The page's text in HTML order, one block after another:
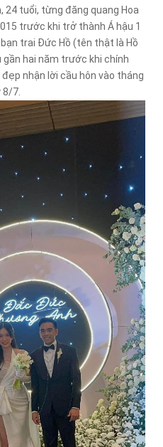
24 tuổi, từng đăng quang Hoa
trước khi trở thành Á hậu 1
bạn trai Đức Hồ (tên thật là Hồ
hai năm trước khi chính
nhận lời cầu hôn vào tháng
8/7.